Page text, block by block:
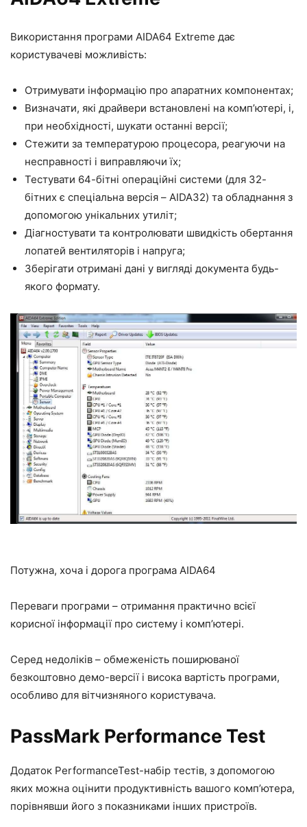
Використання програми AIDA64 Extreme дає
користувачеві можливість:
Отримувати інформацію про апаратних компонентах;
Визначати, які драйвери встановлені на комп’ютері, і,
при необхідності, шукати останні версії;
Стежити за температурою процесора, реагуючи на
несправності і виправляючи їх;
Тестувати 64-бітні операційні системи (для 32-
бітних є спеціальна версія – AIDA32) та обладнання з
допомогою унікальних утиліт;
Діагностувати та контролювати швидкість обертання
лопатей вентиляторів і напруга;
Зберігати отримані дані у вигляді документа будь-
якого формату.
Потужна, хоча і дорога програма AIDA64
Переваги програми – отримання практично всієї
корисної інформації про систему і комп’ютері.
Серед недоліків – обмеженість поширюваної
безкоштовно демо-версії і висока вартість програми,
особливо для вітчизняного користувача.
PassMark Performance Test
Додаток PerformanceTest-набір тестів, з допомогою
яких можна оцінити продуктивність вашого комп’ютера,
порівнявши його з показниками інших пристроїв.